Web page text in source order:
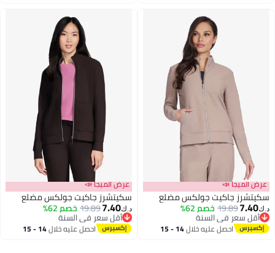
عرض الميجا 📣
سكيتشرز جاكيت جولكس مضلع
د.ك‏7.40
19.89خصم 62%
أقل سعر في السنة
أقل سعر في السنة
احصل عليه خلال 14 - 15
عرض الميجا 📣
سكيتشرز جاكيت جولكس مضلع
د.ك‏7.40
19.89خصم 62%
أقل سعر في السنة
أقل سعر في السنة
احصل عليه خلال 14 - 15